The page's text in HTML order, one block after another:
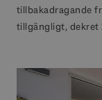
tillbakadragande
tillgängligt, dekret